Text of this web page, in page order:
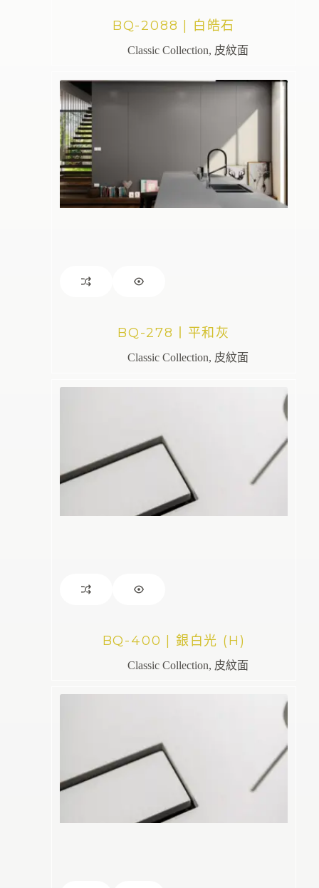
BQ-2088 | 白皓石
Classic Collection, 皮紋面
BQ-278丨平和灰
Classic Collection, 皮紋面
BQ-400 | 銀白光 (H)
Classic Collection, 皮紋面